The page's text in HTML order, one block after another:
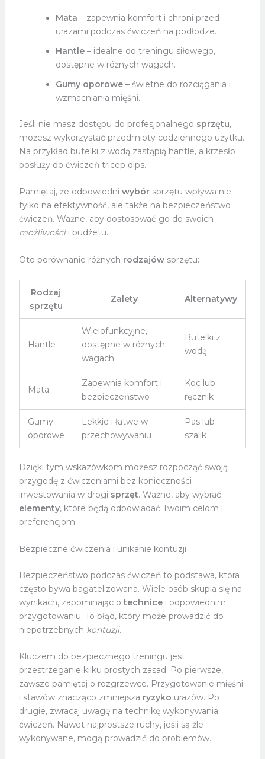
Mata – zapewnia komfort i chroni przed
urazami podczas ćwiczeń na podłodze.
Hantle– idealne do treningu siłowego,
dostępne w różnych wagach.
Gumy oporowe– świetne do rozciągania i
wzmacniania mięśni.
Jeśli nie masz dostępu do profesjonalnego sprzętu,
możesz wykorzystać przedmioty codziennego użytku.
Na przykład butelki z wodą zastąpią hantle, a krzesło
posłuży do ćwiczeń tricep dips.
Pamiętaj, że odpowiedni wybórsprzętu wpływa nie
tylko na efektywność, ale także na bezpieczeństwo
ćwiczeń. Ważne, aby dostosować go do swoich
możliwościi budżetu.
Oto porównanie różnych rodzajówsprzętu:
Rodzaj
sprzętu
Zalety Alternatywy
Hantle
Wielofunkcyjne,
dostępne w różnych
wagach
Butelki z
wodą
Mata
Zapewnia komfort i
bezpieczeństwo
Koc lub
ręcznik
Gumy
oporowe
Lekkie i łatwe w
przechowywaniu
Pas lub
szalik
Dzięki tym wskazówkom możesz rozpocząć swoją
przygodę z ćwiczeniami bez konieczności
inwestowania w drogi sprzęt. Ważne, aby wybrać
elementy, które będą odpowiadać Twoim celom i
preferencjom.
Bezpieczne ćwiczenia i unikanie kontuzji
Bezpieczeństwo podczas ćwiczeń to podstawa, która
często bywa bagatelizowana. Wiele osób skupia się na
wynikach, zapominając otechnicei odpowiednim
przygotowaniu. To błąd, który może prowadzić do
niepotrzebnych kontuzji.
Kluczem do bezpiecznego treningu jest
przestrzeganie kilku prostych zasad. Po pierwsze,
zawsze pamiętaj o rozgrzewce. Przygotowanie mięśni
i stawów znacząco zmniejsza ryzyko urazów. Po
drugie, zwracaj uwagę na technikę wykonywania
ćwiczeń. Nawet najprostsze ruchy, jeśli są źle
wykonywane, mogą prowadzić do problemów.